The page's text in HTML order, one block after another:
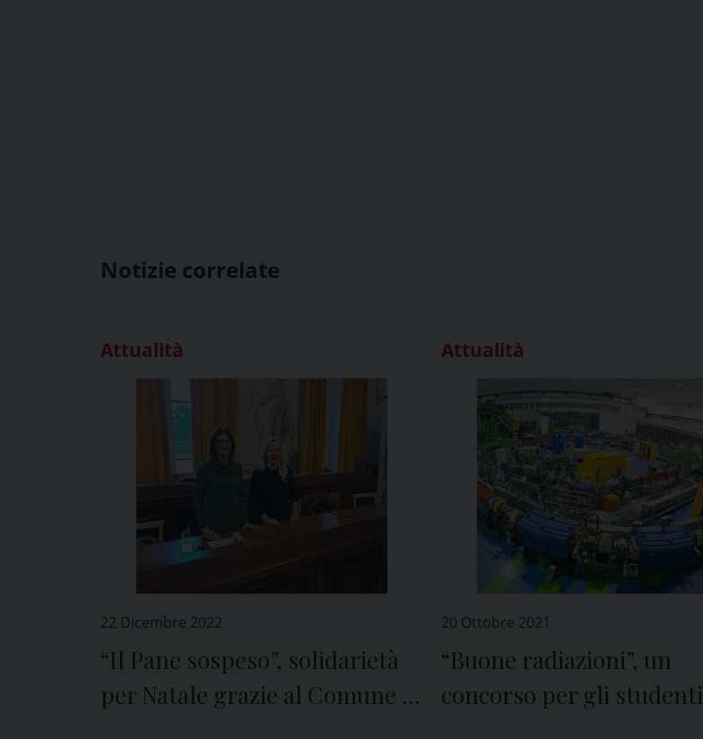
Notizie correlate
Attualità
22 Dicembre 2022
“Il Pane sospeso”, solidarietà
per Natale grazie al Comune di
Attualità
20 Ottobre 2021
“Buone radiazioni”, un
concorso per gli studenti